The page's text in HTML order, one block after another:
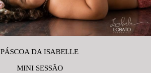
PÁSCOA DA ISABELLE
MINI SESSÃO